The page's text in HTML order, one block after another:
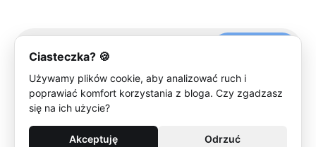
Ciasteczka? 🍪
Używamy plików cookie, aby analizować ruch i
poprawiać komfort korzystania z bloga. Czy zgadzasz
się na ich użycie?
Akceptuję Odrzuć